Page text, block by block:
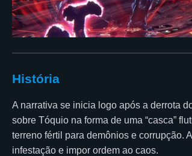
História
A narrativa se inicia logo após a derrota
sobre Tóquio na forma de uma “casca”
terreno fértil para demônios e corrupção.
infestação e impor ordem ao caos.